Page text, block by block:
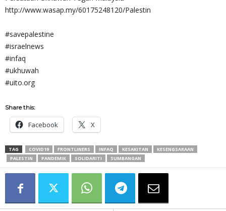
http://www.wasap.my/60175248120/Palestin
#savepalestine
#israelnews
#infaq
#ukhuwah
#uito.org
Share this:
Facebook X
TAG COVID19 FRONTLINERS INFAQ KESAKITAN
KESENGSARAAN
PALESTIN
PANDEMIK SOLIDARITI SUMBANGAN